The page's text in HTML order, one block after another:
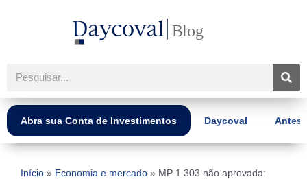
Pesquisar
Abra sua Conta de Investimentos Daycoval Antes
Início » Economia e mercado » MP 1.303 não aprovada: